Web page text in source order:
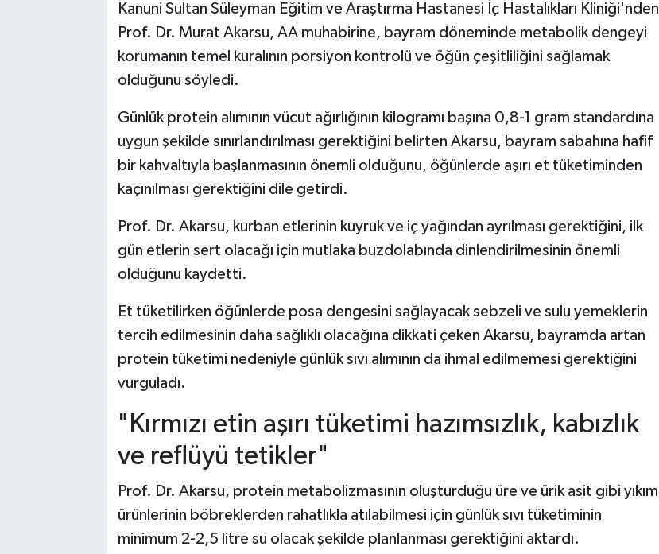
Kanuni Sultan Süleyman Eğitim ve Araştırma Hastanesi İç Hastalıkları Kliniği'nden
Prof. Dr. Murat Akarsu, AA muhabirine, bayram döneminde metabolik dengeyi
korumanın temel kuralının porsiyon kontrolü ve öğün çeşitliliğini sağlamak
olduğunu söyledi.
Günlük protein alımının vücut ağırlığının kilogramı başına 0,8-1 gram standardına
uygun şekilde sınırlandırılması gerektiğini belirten Akarsu, bayram sabahına hafif
bir kahvaltıyla başlanmasının önemli olduğunu, öğünlerde aşırı et tüketiminden
kaçınılması gerektiğini dile getirdi.
Prof. Dr. Akarsu, kurban etlerinin kuyruk ve iç yağından ayrılması gerektiğini, ilk
gün etlerin sert olacağı için mutlaka buzdolabında dinlendirilmesinin önemli
olduğunu kaydetti.
Et tüketilirken öğünlerde posa dengesini sağlayacak sebzeli ve sulu yemeklerin
tercih edilmesinin daha sağlıklı olacağına dikkati çeken Akarsu, bayramda artan
protein tüketimi nedeniyle günlük sıvı alımının da ihmal edilmemesi gerektiğini
vurguladı.
"Kırmızı etin aşırı tüketimi hazımsızlık, kabızlık
ve reflüyü tetikler"
Prof. Dr. Akarsu, protein metabolizmasının oluşturduğu üre ve ürik asit gibi yıkım
ürünlerinin böbreklerden rahatlıkla atılabilmesi için günlük sıvı tüketiminin
minimum 2-2,5 litre su olacak şekilde planlanması gerektiğini aktardı.